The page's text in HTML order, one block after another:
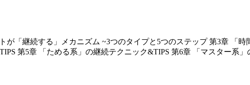
が「継続する」メカニズム ~3つのタイプと5つのステップ 第3章 「
第5章 「ためる系」の継続テクニック&TIPS 第6章 「マスター系